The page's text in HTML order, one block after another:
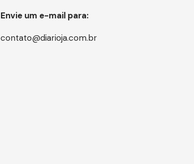
Envie um e-mail para:
contato@diarioja.com.br